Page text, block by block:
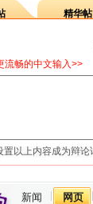
精华帖
流畅的中文输入>>
新闻 网页